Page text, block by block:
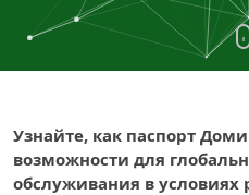
Узнайте, как паспорт
возможности для
обслуживания в условиях